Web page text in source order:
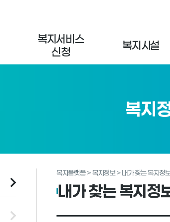
복지서비스
신청
복지시설
복지
복지플랫폼 > 복지정보 > 내가 찾는 복지정
내가 찾는 복지정